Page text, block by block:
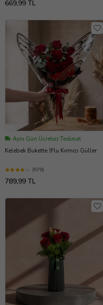
669,99 TL
Aynı Gün Ücretsiz Teslimat
Kelebek Bukette 9'lu Kırmızı Güller
(570)
789,99 TL